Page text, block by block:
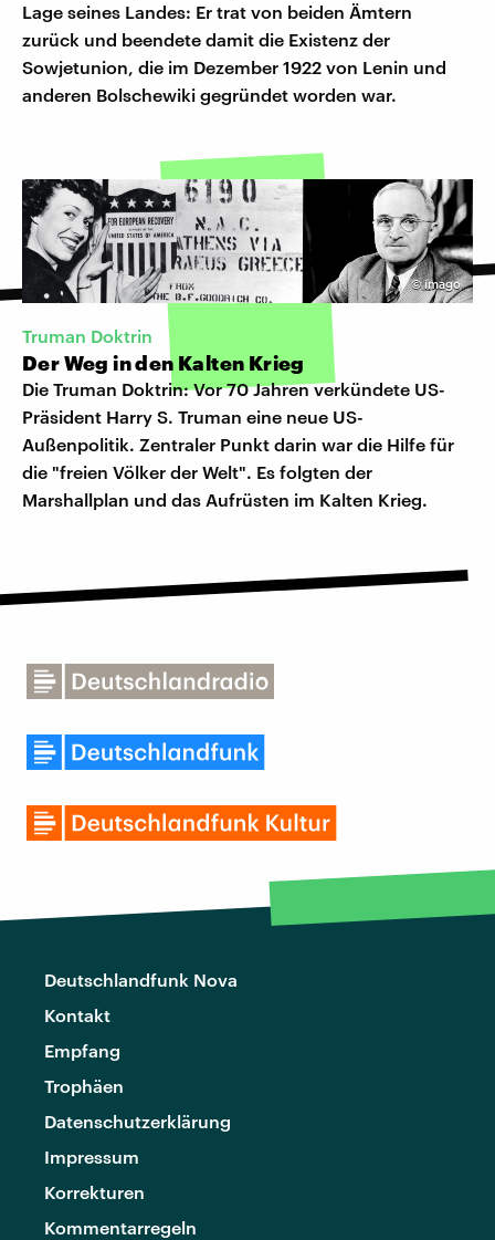
Lage seines Landes: Er trat von beiden Ämtern
zurück und beendete damit die Existenz der
Sowjetunion, die im Dezember 1922 von Lenin und
anderen Bolschewiki gegründet worden war.
©imago
Truman Doktrin
Der Weg in den Kalten Krieg
Die Truman Doktrin: Vor 70 Jahren verkündete US-
Präsident Harry S. Truman eine neue US-
Außenpolitik. Zentraler Punkt darin war die Hilfe für
die "freien Völker der Welt". Es folgten der
Marshallplan und das Aufrüsten im Kalten Krieg.
Deutschlandfunk Nova
Kontakt
Empfang
Trophäen
Datenschutzerklärung
Impressum
Korrekturen
Kommentarregeln